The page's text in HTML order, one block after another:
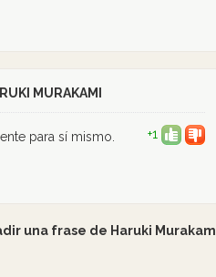
MURAKAMI
para sí mismo. +1
una frase de Haruki